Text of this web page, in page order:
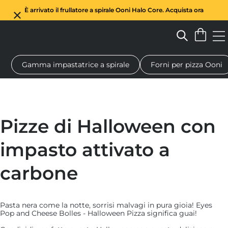
È arrivato il frullatore a spirale Ooni Halo Core. Acquista ora
Forno a legna per pizza Impastatrice a spirale Regali
Gamma impastatrice a spirale Forni per pizza Ooni
Pizze di Halloween con
impasto attivato a
carbone
Pasta nera come la notte, sorrisi malvagi in pura gioia! Eyes
Pop and Cheese Bolles - Halloween Pizza significa guai!